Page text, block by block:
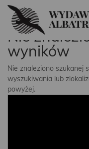
Nie
wyników
Nie znaleziono szukanej
wyszukiwania lub
powyżej.